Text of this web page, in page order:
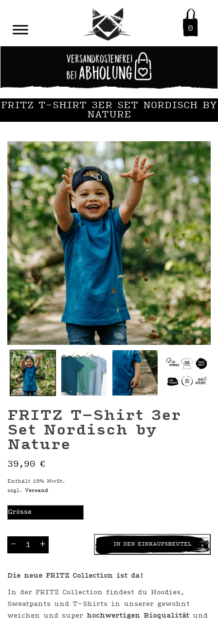
0
FRITZ T-SHIRT 3ER SET NORDISCH BY
NATURE
FRITZ T-Shirt 3er
Set Nordisch by
Nature
39,90 €
Enthält 19% MwSt.
zzgl. Versand
-
T-
by
Menge
+
Die neue FRITZ Collection ist da!
In der FRITZ Collection findest du Hoodies,
Sweatpants und T-Shirts in unserer gewohnt
weichen und super hochwertigen Bioqualität und